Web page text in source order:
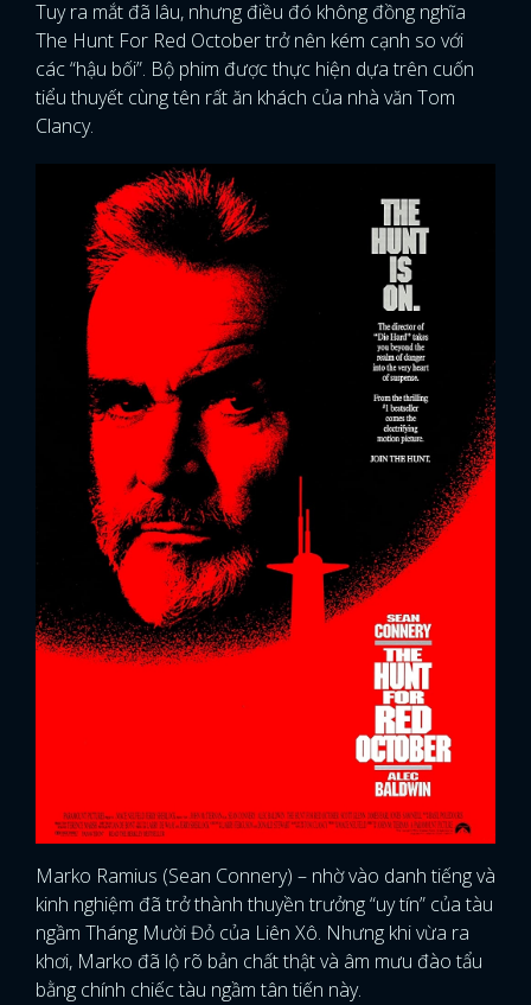
FACEBOOK GOOGLE
Tuy ra mắt đã lâu, nhưng điều đó không đồng nghĩa
The Hunt For Red October trở nên kém cạnh so với
các “hậu bối”. Bộ phim được thực hiện dựa trên cuốn
tiểu thuyết cùng tên rất ăn khách của nhà văn Tom
Clancy.
Marko Ramius (Sean Connery) – nhờ vào danh tiếng và
kinh nghiệm đã trở thành thuyền trưởng “uy tín” của tàu
ngầm Tháng Mười Đỏ của Liên Xô. Nhưng khi vừa ra
khơi, Marko đã lộ rõ bản chất thật và âm mưu đào tẩu
bằng chính chiếc tàu ngầm tân tiến này.